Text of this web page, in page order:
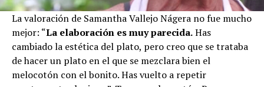
La valoración de Samantha Vallejo Nágera no fue mucho
mejor: “La elaboración es muy parecida.Has
cambiado la estética del plato, pero creo que se trataba
de hacer un plato en el que se mezclara bien el
melocotón con el bonito. Has vuelto a repetir